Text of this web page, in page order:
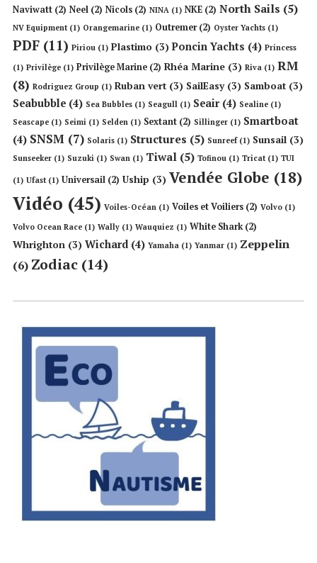
Naviwatt (2) Neel (2) Nicols (2) NINA (1) NKE (2) North Sails (5)
NV Equipment (1) Orangemarine (1) Outremer(2) Oyster Yachts (1)
PDF (11) Piriou (1) Plastimo (3) Poncin Yachts (4) Princess
(1) Privilège (1) Privilège Marine (2) Rhéa Marine (3) Riva (1) RM
(8) Rodriguez Group (1) Ruban vert (3) SailEasy(3) Samboat (3)
Seabubble (4) Sea Bubbles (1) Seagull (1) Seair(4) Sealine (1)
Seascape (1) Seimi (1) Selden (1) Sextant (2) Sillinger (1) Smartboat
(4) SNSM (7) Solaris (1) Structures (5) Sunreef(1) Sunsail (3)
Sunseeker (1) Suzuki (1) Swan (1) Tiwal (5) Tofinou (1) Tricat (1) TUI
(1) Ufast (1) Universail (2) Uship (3) Vendée Globe (18)
Vidéo (45) Voiles-Océan (1) Voiles et Voiliers (2) Volvo (1)
Volvo Ocean Race (1) Wally (1) Wauquiez (1) White Shark(2)
Whrighton (3) Wichard (4) Yamaha (1) Yanmar (1) Zeppelin
(6) Zodiac (14)